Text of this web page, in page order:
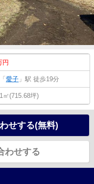
円
「 愛子 」駅 徒歩19分
㎡(715.68坪)
せする(無料)
わせする